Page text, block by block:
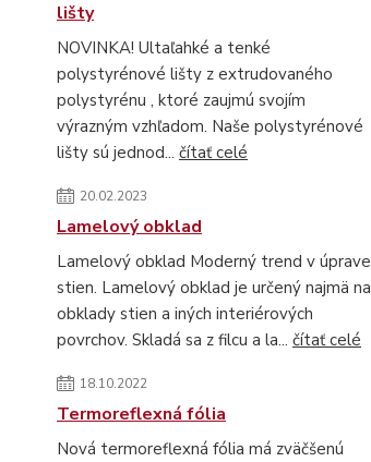
lišty
NOVINKA! Ultaľahké a tenké
polystyrénové lišty z extrudovaného
polystyrénu , ktoré zaujmú svojím
výrazným vzhľadom. Naše polystyrénové
lišty sú jednod... čítať celé
20.02.2023
Lamelový obklad
Lamelový obklad Moderný trend v úprave
stien. Lamelový obklad je určený najmä na
obklady stien a iných interiérových
povrchov. Skladá sa z filcu a la... čítať celé
18.10.2022
Termoreflexná fólia
Nová termoreflexná fólia má zväčšenú